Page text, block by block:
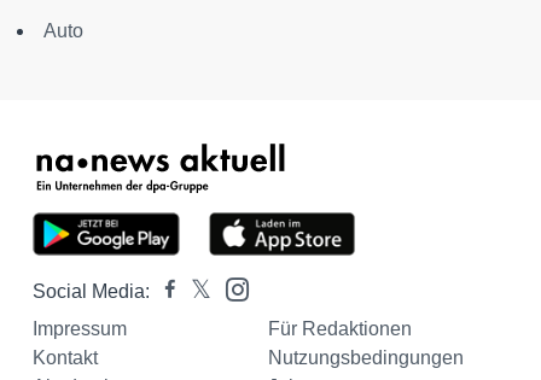
Auto
Social Media:
Impressum
Für Redaktionen
Kontakt
Nutzungsbedingungen